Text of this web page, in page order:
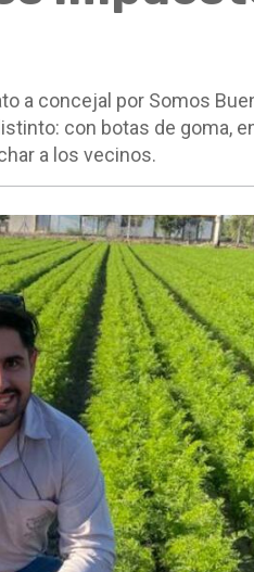
a concejal por Somos
con botas de goma,
a los vecinos.